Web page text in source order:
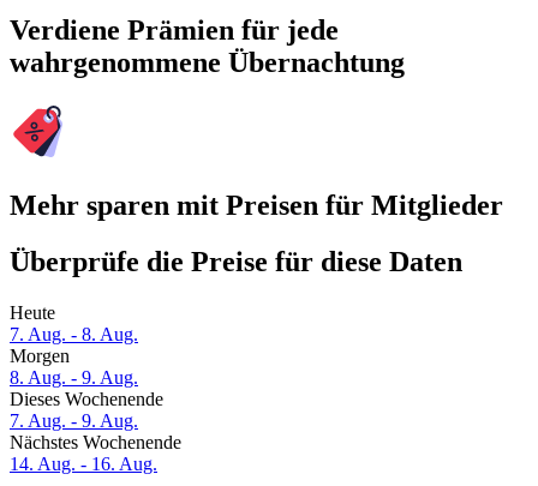
Verdiene Prämien für jede
wahrgenommene Übernachtung
Mehr sparen mit Preisen für Mitglieder
Überprüfe die Preise für diese Daten
Heute
7. Aug. - 8. Aug.
Morgen
8. Aug. - 9. Aug.
Dieses Wochenende
7. Aug. - 9. Aug.
Nächstes Wochenende
14. Aug. - 16. Aug.